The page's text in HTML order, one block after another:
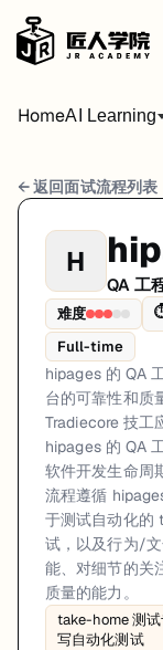
HomeAI Learning
hipages QA 工
岗位方向: qa
hipages 的 QA 工程团
hipages的QA 工程师
第1轮 (3-5
面试亮点: Take-home
标签: hipages, QA,
← 返回面试流程列表
H
QA 工
难度
Full-time
hipages 的 QA
台的可靠性和质
Tradiecore 技工
hipages 的 QA
软件开发生命周
流程遵循
于测试自动化的
试，以及行为/
能、对细节的关
质量的能力。
take-home 测
写自动化测试